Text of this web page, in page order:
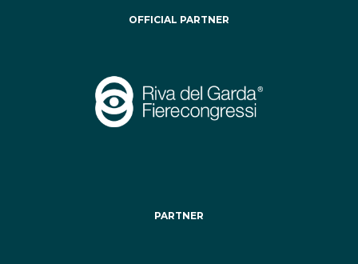
OFFICIAL PARTNER
PARTNER